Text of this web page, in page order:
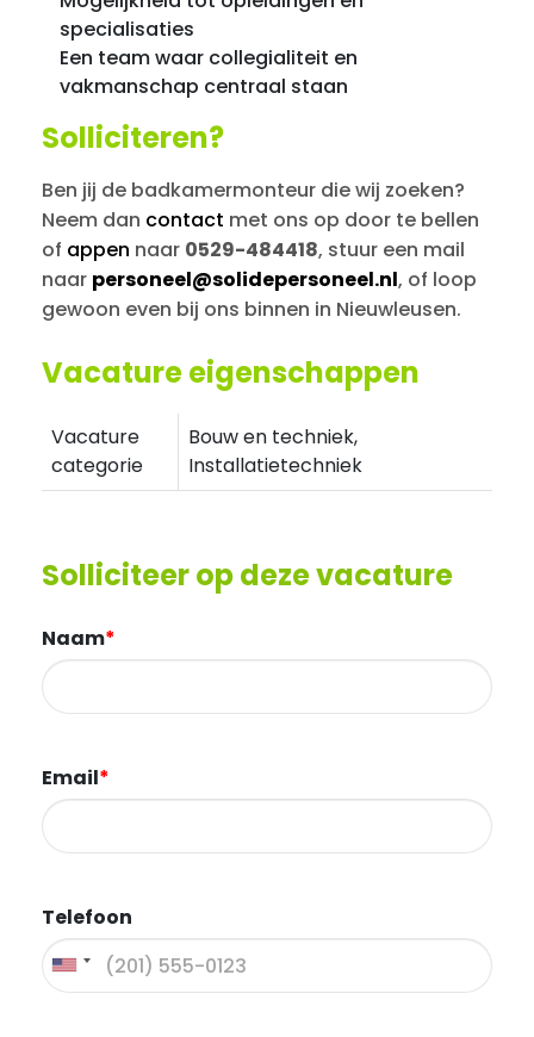
specialisaties
Een team waar collegialiteit en
vakmanschap centraal staan
Solliciteren?
Ben jij de badkamermonteur die wij zoeken?
Neem dan contact met ons op door te bellen
of appen naar 0529-484418, stuur een mail
naar personeel@solidepersoneel.nl, of loop
gewoon even bij ons binnen in Nieuwleusen.
Vacature eigenschappen
Vacature
categorie
Bouw en techniek,
Installatietechniek
Solliciteer op deze vacature
Naam*
Email*
Telefoon